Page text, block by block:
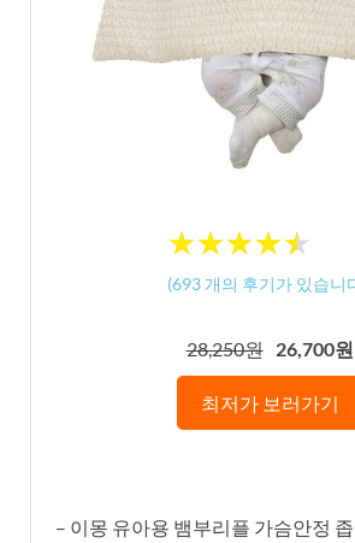
★★★★★
★★★★★
(693 개의 후기가 있습니
28,250원 26,700원
최저가 보러가기
– 이몽 유아용 뱀부리플 가슴안정